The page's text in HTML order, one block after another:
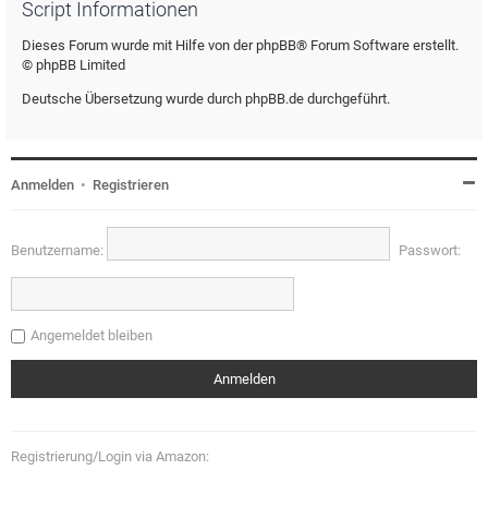
Script Informationen
Dieses Forum wurde mit Hilfe von der phpBB® Forum Software erstellt.
© phpBB Limited
Deutsche Übersetzung wurde durch phpBB.de durchgeführt.
Anmelden • Registrieren
Benutzername: Passwort:
Angemeldet bleiben
Registrierung/Login via Amazon: